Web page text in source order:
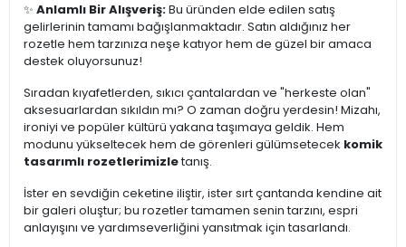
✨ Anlamlı Bir Alışveriş:Bu üründen elde edilen satış
gelirlerinin tamamı bağışlanmaktadır. Satın aldığınız her
rozetle hem tarzınıza neşe katıyor hem de güzel bir amaca
destek oluyorsunuz!
Sıradan kıyafetlerden, sıkıcı çantalardan ve "herkeste olan"
aksesuarlardan sıkıldın mı? O zaman doğru yerdesin! Mizahı,
ironiyi ve popüler kültürü yakana taşımaya geldik. Hem
modunu yükseltecek hem de görenleri gülümsetecek komik
tasarımlı rozetlerimizletanış.
İster en sevdiğin ceketine iliştir, ister sırt çantanda kendine ait
bir galeri oluştur; bu rozetler tamamen senin tarzını, espri
anlayışını ve yardımseverliğini yansıtmak için tasarlandı.